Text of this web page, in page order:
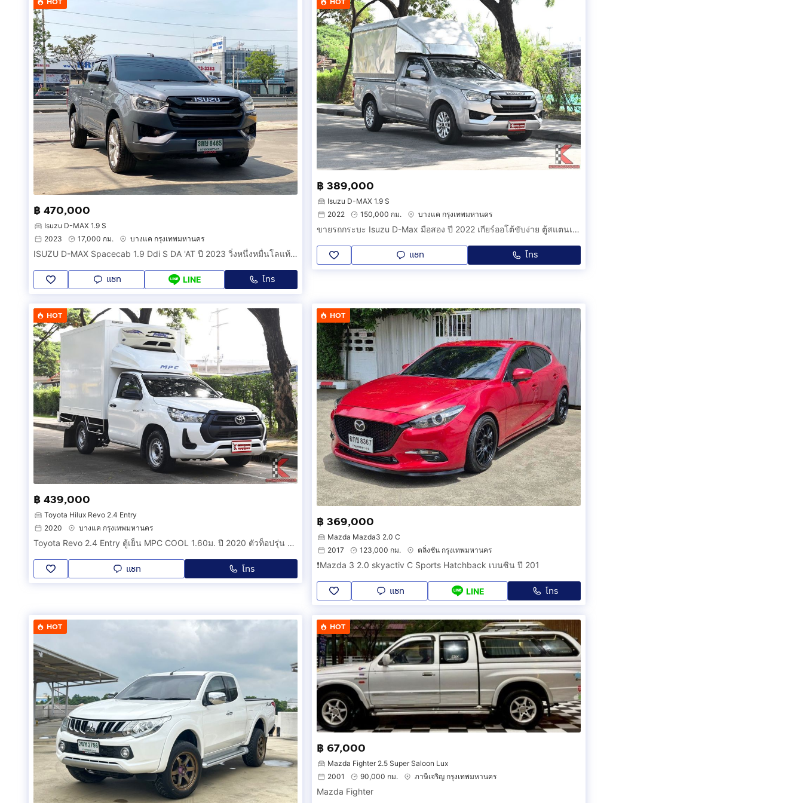
฿ 470,000
Isuzu D-MAX 1.9 S
2023
17,000 กม. บางแค กรุงเทพมหานคร
ISUZU D-MAX Spacecab 1.9 Ddi S DA 'AT ปี 2023 วิ่งหนึ่งหมื่นโลแท้ๆ มือเดียวสภาพป้ายแดง ราคาถูก
แชท LINE โทร
฿ 389,000
Isuzu D-MAX 1.9 S
2022
150,000 กม. บางแค กรุงเทพมหานคร
ขายรถกระบะ Isuzu D-Max มือสอง ปี 2022 เกียร์ออโต้ขับง่าย ตู้สแตนเลสสูง 2.1 เมตร สภาพพร้อมใช้ประวัติเช็คศูนย์ตลอด CIEF
แชท โทร
HOT
฿ 439,000
Toyota Hilux Revo 2.4 Entry
2020
บางแค กรุงเทพมหานคร
Toyota Revo 2.4 Entry ตู้เย็น MPC COOL 1.60ม. ปี 2020 ตัวท็อปรุ่น รหัสสินค้า FIHG
แชท โทร
HOT
฿ 369,000
Mazda Mazda3 2.0 C
2017
123,000 กม. ตลิ่งชัน กรุงเทพมหานคร
❗️Mazda 3 2.0 skyactiv C Sports Hatchback เบนซิน ปี 201
แชท LINE โทร
HOT HOT
฿ 67,000
Mazda Fighter 2.5 Super Saloon Lux
2001
90,000 กม. ภาษีเจริญ กรุงเทพมหานคร
Mazda Fighter